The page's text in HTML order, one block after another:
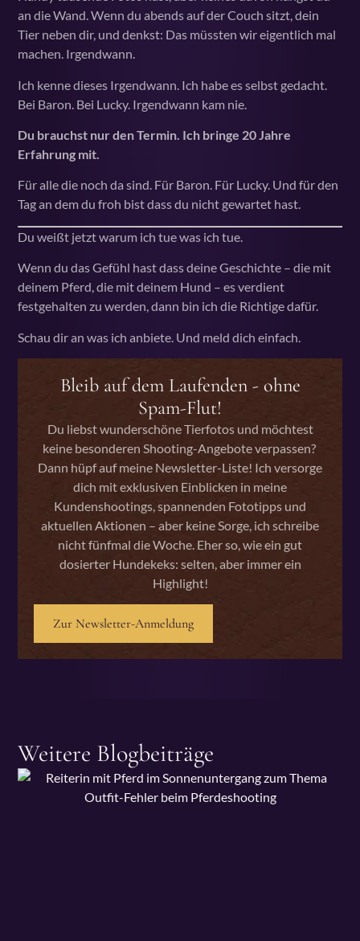
an die Wand. Wenn du abends auf der Couch sitzt, dein
Tier neben dir, und denkst: Das müssten wir eigentlich mal
machen. Irgendwann.
Ich kenne dieses Irgendwann. Ich habe es selbst gedacht.
Bei Baron. Bei Lucky. Irgendwann kam nie.
Du brauchst nur den Termin. Ich bringe 20 Jahre
Erfahrung mit.
Für alle die noch da sind. Für Baron. Für Lucky. Und für den
Tag an dem du froh bist dass du nicht gewartet hast.
Du weißt jetzt warum ich tue was ich tue.
Wenn du das Gefühl hast dass deine Geschichte – die mit
deinem Pferd, die mit deinem Hund – es verdient
festgehalten zu werden, dann bin ich die Richtige dafür.
Schau dir an was ich anbiete. Und meld dich einfach.
Bleib auf dem Laufenden - ohne
Spam-Flut!
Du liebst wunderschöne Tierfotos und möchtest
keine besonderen Shooting-Angebote verpassen?
Dann hüpf auf meine Newsletter-Liste! Ich versorge
dich mit exklusiven Einblicken in meine
Kundenshootings, spannenden Fototipps und
aktuellen Aktionen – aber keine Sorge, ich schreibe
nicht fünfmal die Woche. Eher so, wie ein gut
dosierter Hundekeks: selten, aber immer ein
Highlight!
Zur Newsletter-Anmeldung
Weitere Blogbeiträge